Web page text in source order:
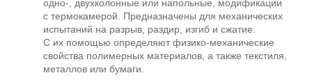
одно-, двухколонные или напольные, модификации
с термокамерой. Предназначены для механических
испытаний на разрыв, раздир, изгиб и сжатие.
С их помощью определяют физико-механические
свойства полимерных материалов, а также текстиля,
металлов или бумаги.